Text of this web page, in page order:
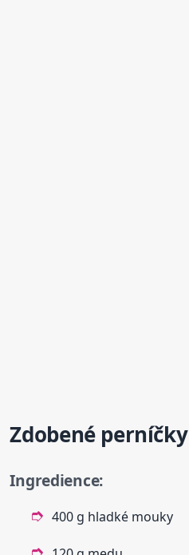
Zdobené perníčky
Ingredience:
400 g hladké mouky